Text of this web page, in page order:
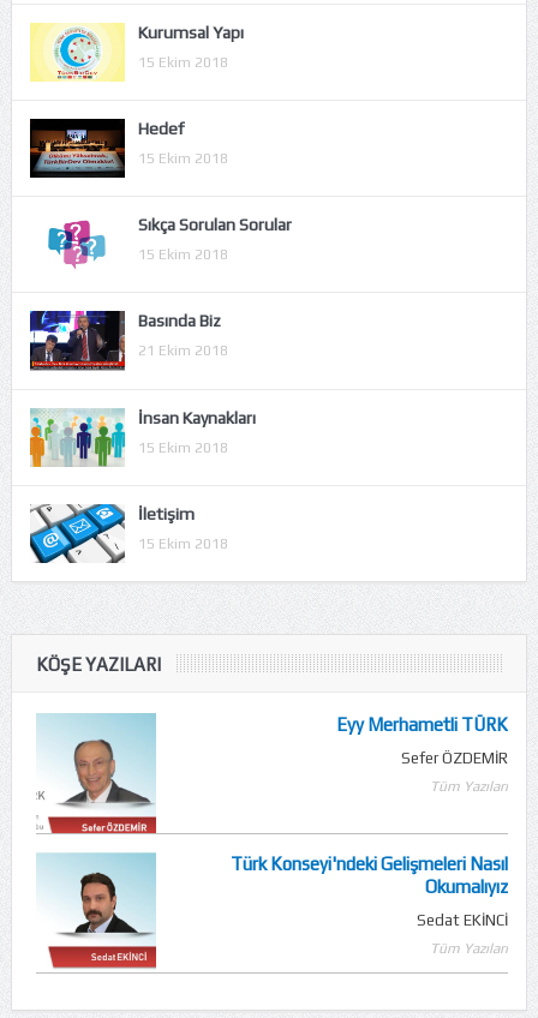
Kurumsal Yapı
15 Ekim 2018
Hedef
15 Ekim 2018
Sıkça Sorulan Sorular
15 Ekim 2018
Basında Biz
21 Ekim 2018
İnsan Kaynakları
15 Ekim 2018
İletişim
15 Ekim 2018
KÖŞE YAZILARI
Eyy Merhametli TÜRK
Sefer ÖZDEMİR
Tüm Yazıları
Türk Konseyi'ndeki Gelişmeleri Nasıl
Okumalıyız
Sedat EKİNCİ
Tüm Yazıları